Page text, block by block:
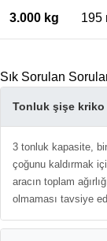
3.000 kg 195
Sık Sorulan
Tonluk şişe
3 tonluk kapasite,
çoğunu kaldırmak
aracın toplam
olmaması tavsiye